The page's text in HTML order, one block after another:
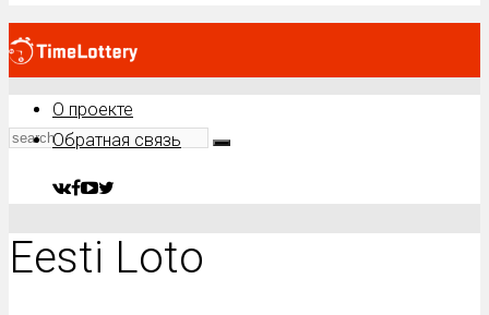
О проекте
Обратная связь
Eesti Loto